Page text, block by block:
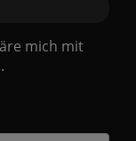
mich mit